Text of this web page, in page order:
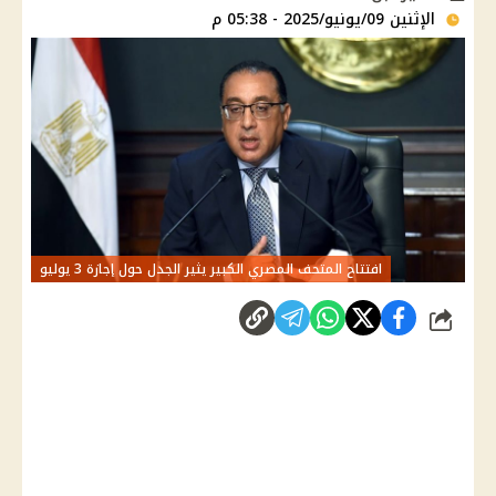
الإثنين 09/يونيو/2025 - 05:38 م
افتتاح المتحف المصري الكبير يثير الجدل حول إجازة 3 يوليو
شارك